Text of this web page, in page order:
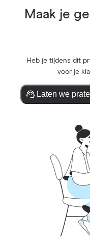
Maak je
Heb je tijdens dit
voor je
Laten we